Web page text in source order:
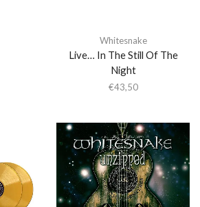
Whitesnake
Live… In The Still Of The
Night
€43,50